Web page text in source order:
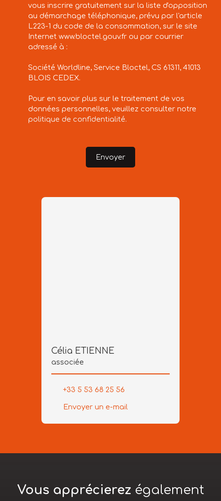
vous inscrire gratuitement sur la liste d'opposition
au démarchage téléphonique, prévu par l'article
L223-1 du code de la consommation, sur le site
Internet www.bloctel.gouv.fr ou par courrier
adressé à :
Société Worldline, Service Bloctel, CS 61311, 41013
BLOIS CEDEX.
Pour en savoir plus sur le traitement de vos
données personnelles, veuillez consulter notre
politique de confidentialité.
Envoyer
Célia ETIENNE
associée
+33 5 53 68 25 56
Envoyer un e-mail
Vous apprécierez également